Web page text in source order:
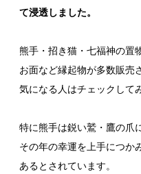
て浸透しました。
熊手・招き猫・七福神の置
お面など縁起物が多数販売
気になる人はチェックして
特に熊手は鋭い鷲・鷹の爪
その年の幸運を上手につか
あるとされています。